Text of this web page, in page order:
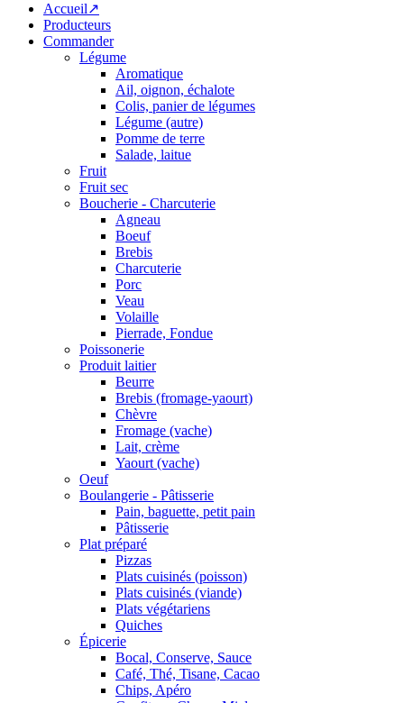
Accueil↗
Producteurs
Commander
Légume
Aromatique
Ail, oignon, échalote
Colis, panier de légumes
Légume (autre)
Pomme de terre
Salade, laitue
Fruit
Fruit sec
Boucherie - Charcuterie
Agneau
Boeuf
Brebis
Charcuterie
Porc
Veau
Volaille
Pierrade, Fondue
Poissonerie
Produit laitier
Beurre
Brebis (fromage-yaourt)
Chèvre
Fromage (vache)
Lait, crème
Yaourt (vache)
Oeuf
Boulangerie - Pâtisserie
Pain, baguette, petit pain
Pâtisserie
Plat préparé
Pizzas
Plats cuisinés (poisson)
Plats cuisinés (viande)
Plats végétariens
Quiches
Épicerie
Bocal, Conserve, Sauce
Café, Thé, Tisane, Cacao
Chips, Apéro